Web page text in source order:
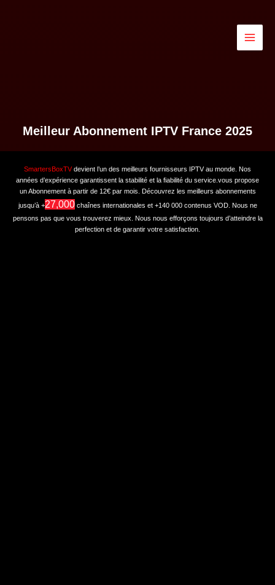
Meilleur Abonnement IPTV France 2025
SmartersBoxTV devient l’un des meilleurs fournisseurs IPTV au monde. Nos
années d’expérience garantissent la stabilité et la fiabilité du service.vous propose
un Abonnement à partir de 12€ par mois. Découvrez les meilleurs abonnements
jusqu’à +27,000chaînes internationales et +140 000 contenus VOD. Nous ne
pensons pas que vous trouverez mieux. Nous nous efforçons toujours d’atteindre la
perfection et de garantir votre satisfaction.